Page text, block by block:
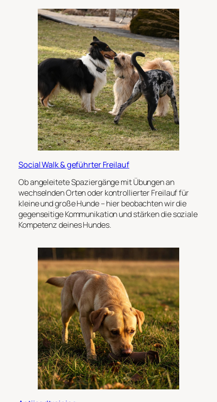
Social Walk & geführter Freilauf
Ob angeleitete Spaziergänge mit Übungen an
wechselnden Orten oder kontrollierter Freilauf für
kleine und große Hunde – hier beobachten wir die
gegenseitige Kommunikation und stärken die soziale
Kompetenz deines Hundes.